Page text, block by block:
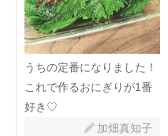
うちの定番になりました！
これで作るおにぎりが1番
好き♡
加畑真知子